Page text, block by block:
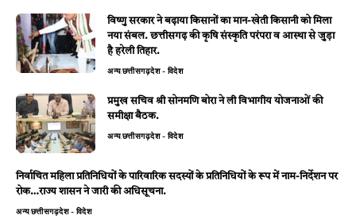
विष्णु सरकार ने बढ़ाया किसानों का मान-खेती किसानी को मिला
नया संबल. छत्तीसगढ़ की कृषि संस्कृति परंपरा व आस्था से जुड़ा
है हरेली तिहार.
अन्यछत्तीसगढ़देश - विदेश
प्रमुख सचिव श्री सोनमणि बोरा ने ली विभागीय योजनाओं की
समीक्षा बैठक.
अन्यछत्तीसगढ़देश - विदेश
निर्वाचित महिला प्रतिनिधियों के पारिवारिक सदस्यों के प्रतिनिधियों के रूप में नाम-निर्देशन पर
रोक…राज्य शासन ने जारी की अधिसूचना.
अन्यछत्तीसगढ़देश - विदेश